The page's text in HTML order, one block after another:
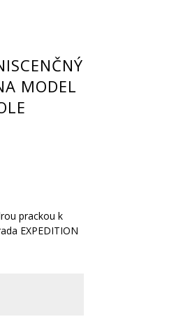
MODEL
prackou k
EXPEDITION